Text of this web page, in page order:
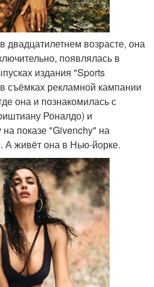
двадцатилетнем возрасте, она
появлялась в
издания "Sports
съёмках рекламной кампании
она и познакомилась с
Роналдо) и
показе "Givenchy" на
А живёт она в Нью-йорке.